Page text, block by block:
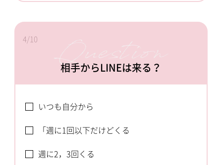
4/10
相手からLINEは来る？
いつも自分から
「週に1回以下だけどくる
週に2，3回くる